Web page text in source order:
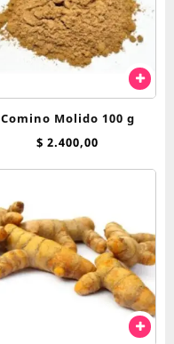
Comino Molido 100 g
$ 2.400,00